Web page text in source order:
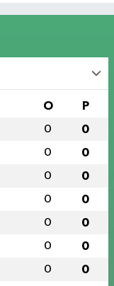
O P
0 0
0 0
0 0
0 0
0 0
0 0
0 0